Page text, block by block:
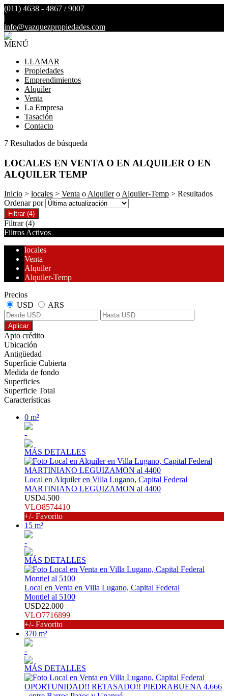
(011) 4638 - 4867 / 9007
|
info@vazquezpropiedades.com
MENÚ
LLAMAR
Propiedades
Emprendimientos
Alquiler
Venta
La Empresa
Tasación
Contacto
7 Resultados de búsqueda
LOCALES EN VENTA O EN ALQUILER O EN
ALQUILER TEMP
Inicio > locales > Venta oAlquileroAlquiler-Temp > Resultados
Ordenar por
Filtrar (4)
Filtrar (4)
Filtros Activos
locales
Venta
Alquiler
Alquiler-Temp
Precios
USD
ARS
Aplicar
Apto crédito
Ubicación
Antigüedad
Superficie Cubierta
Medida de fondo
Superficies
Superficie Total
Características
0 m²
-
MÁS DETALLES
Local en Alquiler en Villa Lugano, Capital Federal
MARTINIANO LEGUIZAMON al 4400
USD4.500
VLO8574410
+/- Favorito
15 m²
-
MÁS DETALLES
Local en Venta en Villa Lugano, Capital Federal
Montiel al 5100
USD22.000
VLO7716899
+/- Favorito
370 m²
-
MÁS DETALLES